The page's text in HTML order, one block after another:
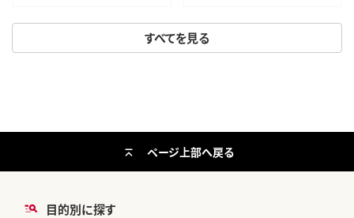
すべてを見る
ベキュー BBQ 宮城県 利府町 船
田食品]
目的別に探す
ページ上部へ戻る